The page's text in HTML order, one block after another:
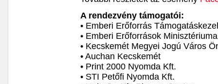
A rendezvény támogatói:
• Emberi Erőforrás
• Emberi Erőforrások Minisztériuma
• Kecskemét Megyei Jogú Város
• Auchan Kecskemét
• Print 2000 Nyomda Kft.
• STI Petőfi Nyomda Kft.